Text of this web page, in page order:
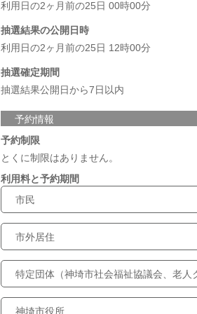
利用日の2ヶ月前の25日 00時00分
抽選結果の公開日時
利用日の2ヶ月前の25日 12時00分
抽選確定期間
抽選結果公開日から7日以内
予約情報
予約制限
とくに制限はありません。
利用料と予約期間
市民
市外居住
特定団体（神埼市社会福祉協議会、老人
神埼市役所